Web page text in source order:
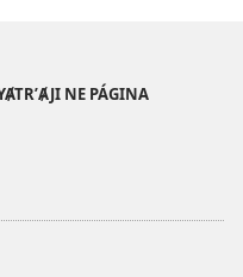
NE PÁGINA